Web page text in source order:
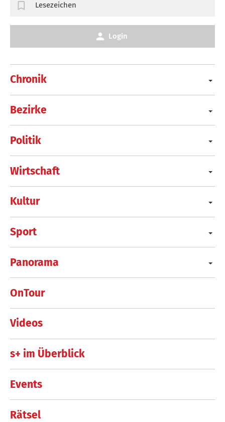
Chronik
Bezirke
Politik
Wirtschaft
Kultur
Sport
Panorama
OnTour
Videos
s+ im Überblick
Events
Rätsel
Lesezeichen
Login